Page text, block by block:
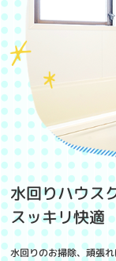
水回りハウス
スッキリ快適
水回りのお掃除、頑張